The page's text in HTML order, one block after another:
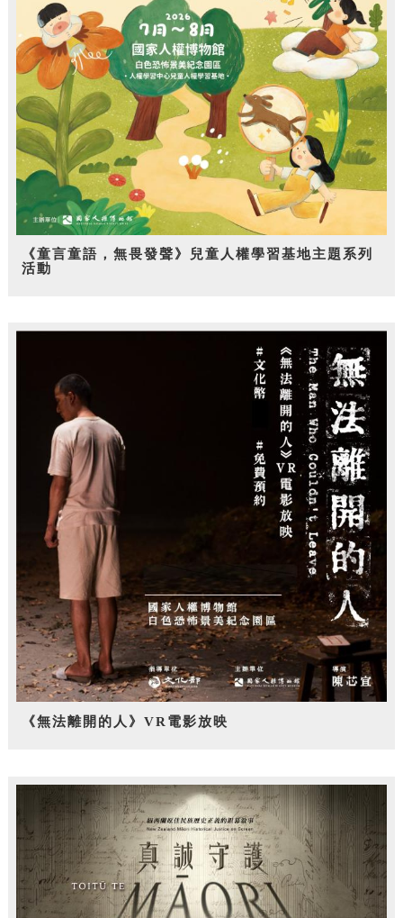
《童言童語，無畏發聲》兒童人權學習基地主題系列
活動
《無法離開的人》VR電影放映